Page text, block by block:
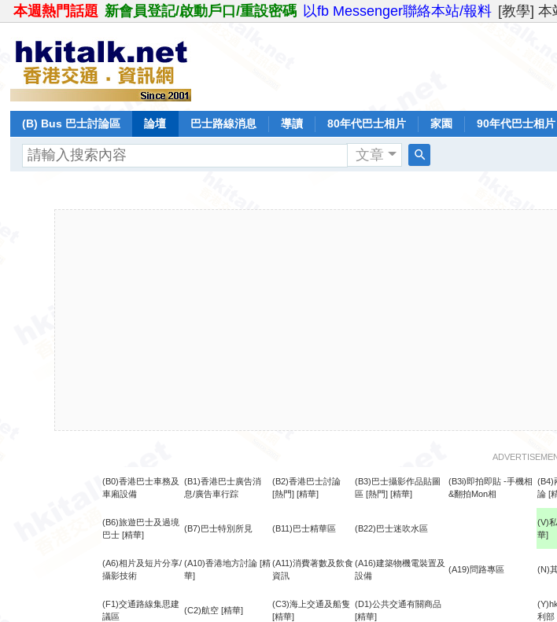
本週熱門話題 新會員登記/啟動戶口/重設密碼 以fb Messenger聯絡本站/報料 [教學]
(B) Bus 巴士討論區 論壇 巴士路線消息 導讀 80年代巴士相片 家園 90年代巴士相片
文章
(B0)香港巴士車務及
車廂設備
(B1)香港巴士廣告消
息/廣告車行踪
(B2)香港巴士討論
[熱門] [精華]
(B3)巴士攝影作品貼圖
區 [熱門] [精華]
(B3i)即拍即貼 -手機相
&翻拍Mon相
(B4)
論 [
(B6)旅遊巴士及過境
巴士 [精華]
(B7)巴士特別所見 (B11)巴士精華區 (B22)巴士迷吹水區
(V)
華]
(A6)相片及短片分享/
攝影技術
(A10)香港地方討論 [精
華]
(A11)消費著數及飲食
資訊
(A16)建築物機電裝置及
設備
(A19)問路專區 (N)
(F1)交通路線集思建
議區
(C2)航空 [精華]
(C3)海上交通及船隻
[精華]
(D1)公共交通有關商品
[精華]
利部